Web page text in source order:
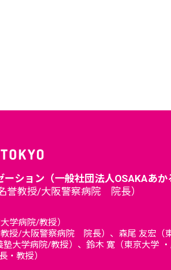
ション（一般社団法人OSAKAあか
誉教授/大阪警察病院 院長）
学病院/教授）
授/大阪警察病院 院長）、森尾 友宏（
塾大学病院/教授）、鈴木 寛（東京大学
・教授）